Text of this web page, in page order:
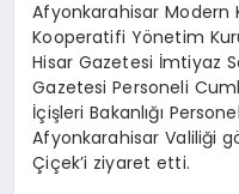
MAGAZIN
SAĞLIK
Afyonkarahisar Modern
Kooperatifi Yönetim
Hisar Gazetesi İmtiyaz
Gazetesi Personeli
İçişleri Bakanlığı
Afyonkarahisar Valiliği
Çiçek’i ziyaret etti.